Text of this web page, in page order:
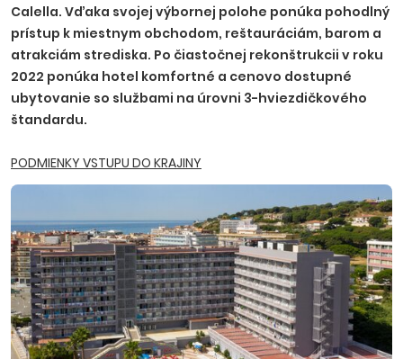
Calella. Vďaka svojej výbornej polohe ponúka pohodlný
prístup k miestnym obchodom, reštauráciám, barom a
atrakciám strediska. Po čiastočnej rekonštrukcii v roku
2022 ponúka hotel komfortné a cenovo dostupné
ubytovanie so službami na úrovni 3-hviezdičkového
štandardu.
PODMIENKY VSTUPU DO KRAJINY